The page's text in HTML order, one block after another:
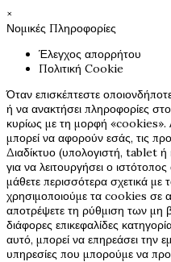
×
Νομικές Πληροφορίες
Έλεγχος απορρήτου
Πολιτική Cookie
Όταν επισκέπτεστε
ή να ανακτήσει πληροφορίες
κυρίως με τη μορφή «cookies».
μπορεί να αφορούν εσάς, τις
Διαδίκτυο (υπολογιστή, tablet ή
για να λειτουργήσει ο
μάθετε περισσότερα σχετικά με
χρησιμοποιούμε τα cookies σε
αποτρέψετε τη ρύθμιση των μη
διάφορες επικεφαλίδες
αυτό, μπορεί να επηρεάσει την
υπηρεσίες που μπορούμε να